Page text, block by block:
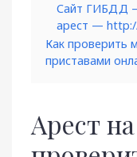
Сайт ГИБДД
арест —
Как проверить
приставами
Арест